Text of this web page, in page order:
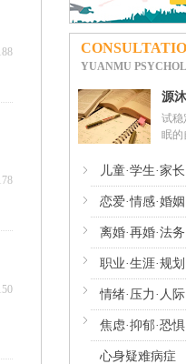
源
试稳
眠的
ꁇ
心身疑难病症
ꁇ 职业·生涯·规划
ꁇ 情绪·压力·人际
ꁇ 焦虑·抑郁·恐惧
ꁇ 恋爱·情感·婚姻
ꁇ 儿童·学生·家长
YUANMU
儿童·学生·家长
恋爱·情感·婚姻
离婚·再婚·法务
职业·生涯·规划
情绪·压力·人际
焦虑·抑郁·恐惧
心身疑难病症